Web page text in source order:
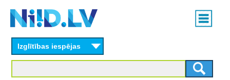
content
Main
menu
Izglītības iespējas